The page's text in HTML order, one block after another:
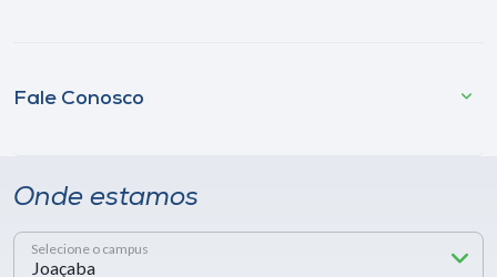
Fale Conosco
Onde estamos
Selecione o campus